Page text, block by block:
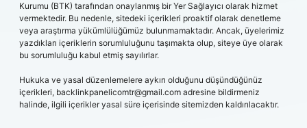
Kurumu (BTK) tarafından onaylanmış bir Yer Sağlayıcı olarak hizmet
vermektedir. Bu nedenle, sitedeki içerikleri proaktif olarak denetleme
veya araştırma yükümlülüğümüz bulunmamaktadır. Ancak, üyelerimiz
yazdıkları içeriklerin sorumluluğunu taşımakta olup, siteye üye olarak
bu sorumluluğu kabul etmiş sayılırlar.
Hukuka ve yasal düzenlemelere aykırı olduğunu düşündüğünüz
içerikleri, backlinkpanelicomtr@gmail.com adresine bildirmeniz
halinde, ilgili içerikler yasal süre içerisinde sitemizden kaldırılacaktır.